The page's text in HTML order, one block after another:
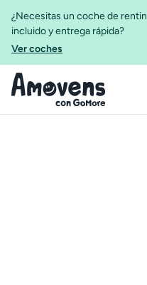
¿Necesitas un coche de
incluido y entrega rápida?
Ver coches